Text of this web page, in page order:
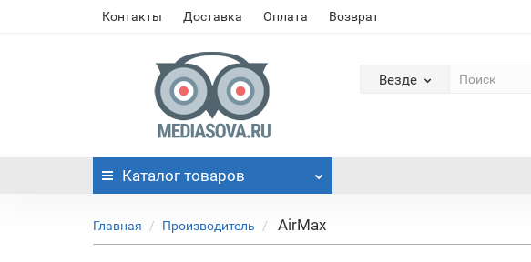
Контакты Доставка Оплата Возврат
Везде
Каталог товаров
Главная Производитель AirMax